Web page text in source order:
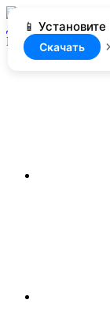
📱
Скачать
Добавить
Нет доступа